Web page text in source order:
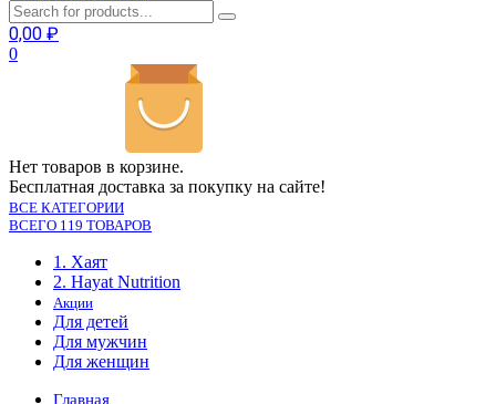
0,00 ₽
0
Нет товаров в корзине.
Бесплатная доставка за покупку на сайте!
ВСЕ КАТЕГОРИИ
ВСЕГО 119 ТОВАРОВ
1. Хаят
2. Hayat Nutrition
Акции
Для детей
Для мужчин
Для женщин
Главная